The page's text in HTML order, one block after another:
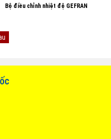
Bộ điều chỉnh nhiệt độ GEFRAN